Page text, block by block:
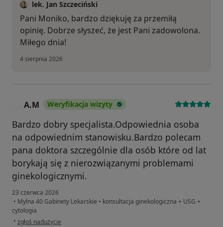
lek. Jan Szczeciński
Pani Moniko, bardzo dziękuję za przemiłą
opinię. Dobrze słyszeć, że jest Pani zadowolona.
Miłego dnia!
4 sierpnia 2026
A.M Weryfikacja wizyty
Bardzo dobry specjalista.Odpowiednia osoba
na odpowiednim stanowisku.Bardzo polecam
pana doktora szczególnie dla osób które od lat
borykają się z nierozwiązanymi problemami
ginekologicznymi.
23 czerwca 2026
• Mylna 40 Gabinety Lekarskie • konsultacja ginekologiczna + USG +
cytologia
• w opinii użytkownika A.M
zgłoś nadużycie